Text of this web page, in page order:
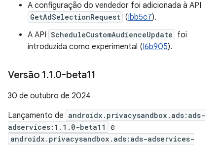
A configuração do vendedor foi adicionada à API
GetAdSelectionRequest (Ibb5c7).
A API ScheduleCustomAudienceUpdate foi
introduzida como experimental (I6b905).
Versão 1.1.0-beta11
30 de outubro de 2024
Lançamento de androidx.privacysandbox.ads:ads-
adservices:1.1.0-beta11
e
androidx.privacysandbox.ads:ads-adservices-